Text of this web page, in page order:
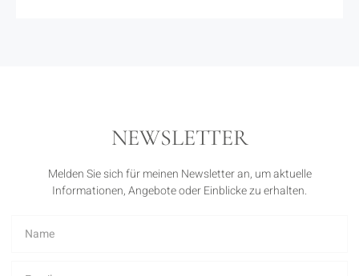
NEWSLETTER
Melden Sie sich für meinen Newsletter an, um aktuelle
Informationen, Angebote oder Einblicke zu erhalten.